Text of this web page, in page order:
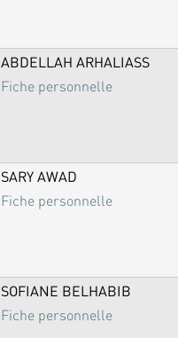
ABDELLAH ARHALIASS
Fiche personnelle
SARY AWAD
Fiche personnelle
SOFIANE BELHABIB
Fiche personnelle